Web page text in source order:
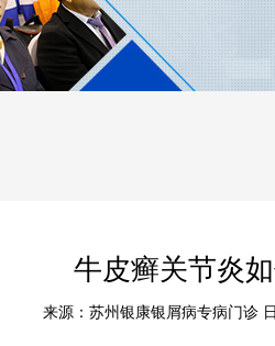
牛皮癣关节炎
来源：苏州银康银屑病专病门诊